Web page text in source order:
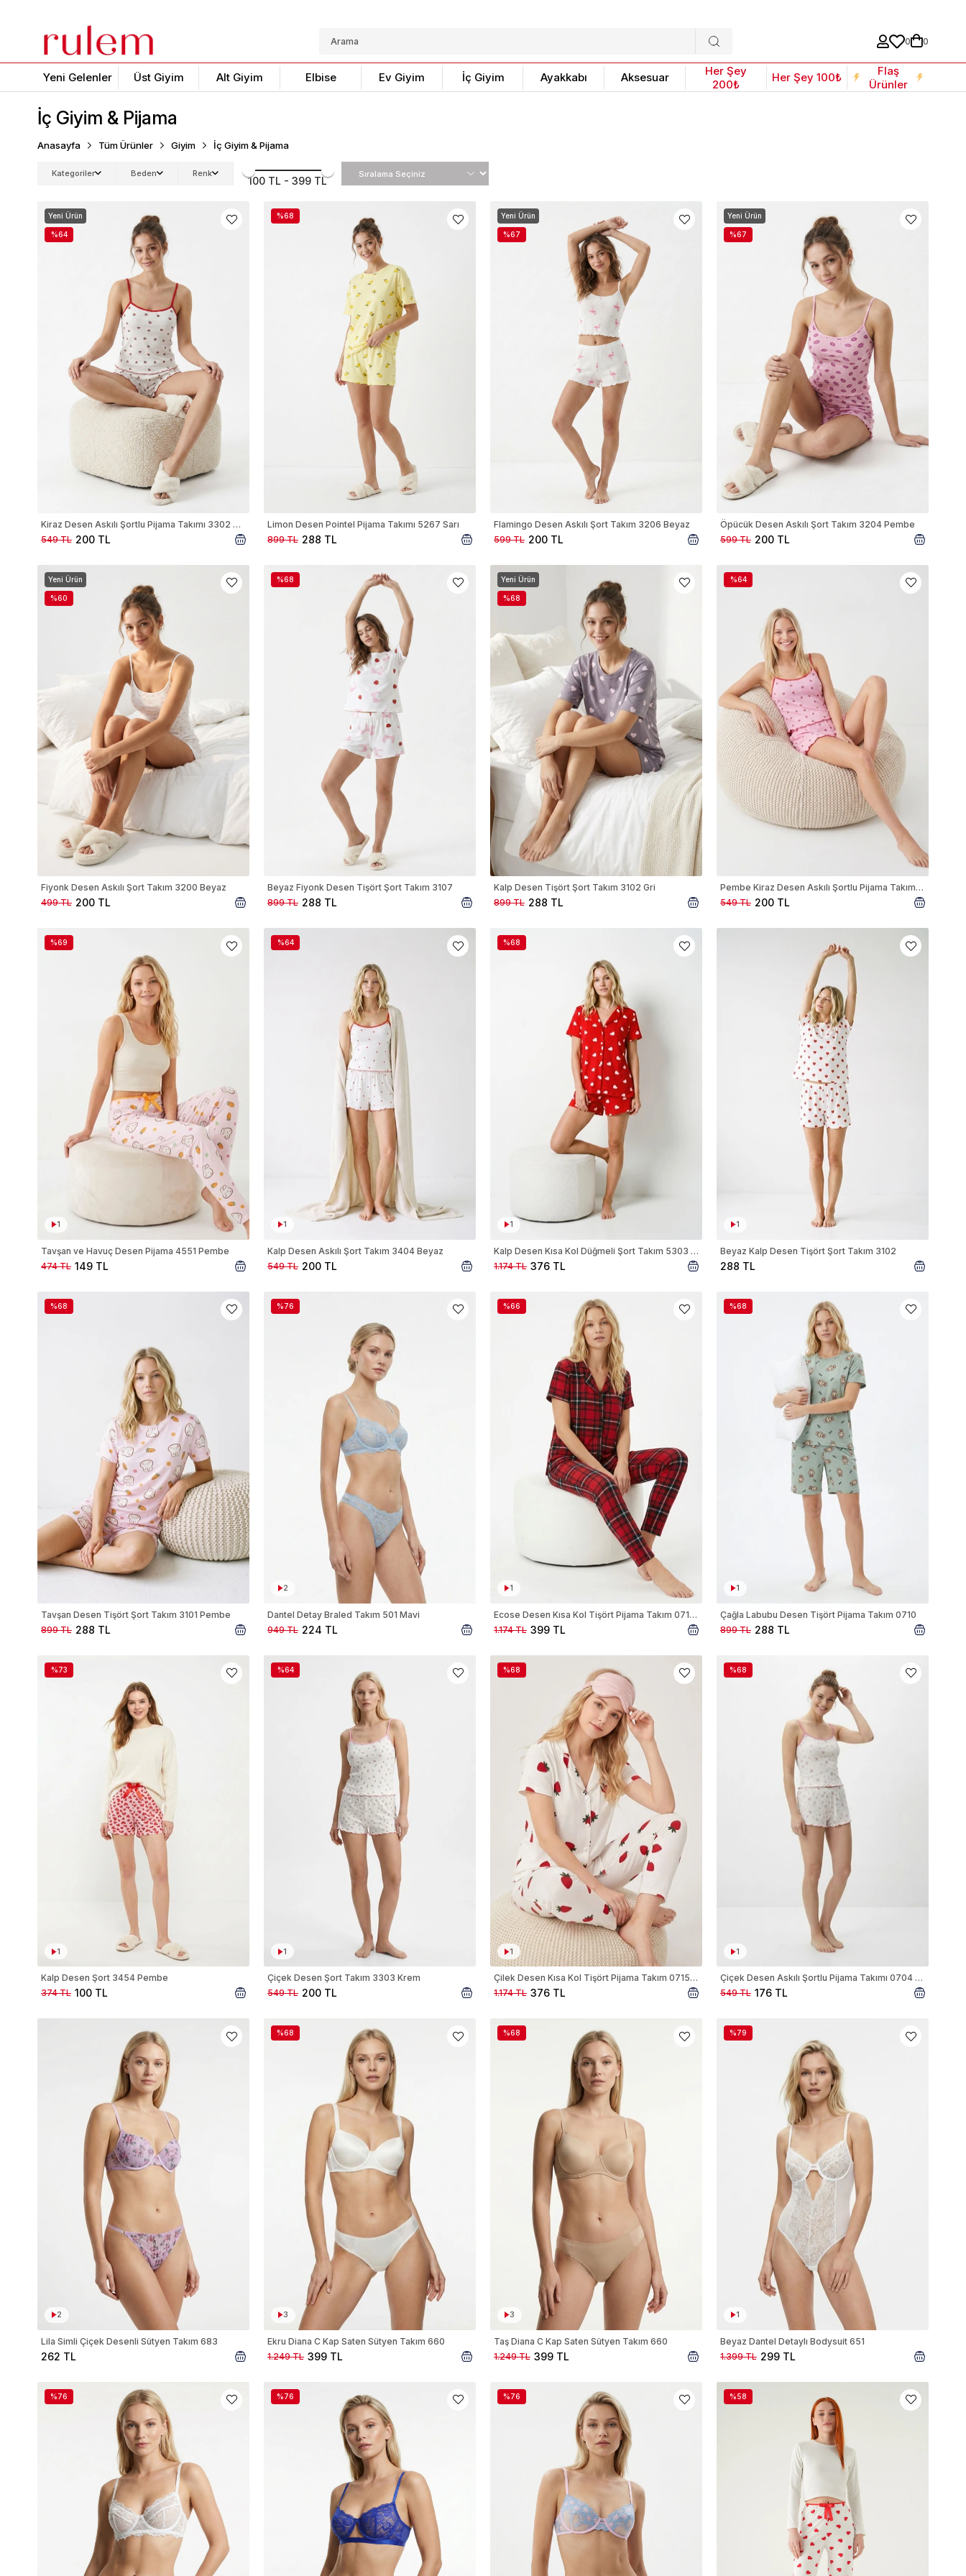
0 0
Yeni Gelenler Üst Giyim Alt Giyim Elbise Ev Giyim İç Giyim Ayakkabı Aksesuar
Her Şey
200₺
Her Şey 100₺
Flaş
Ürünler
İç Giyim & Pijama
Anasayfa Tüm Ürünler Giyim İç Giyim & Pijama
Kategoriler Beden Renk
100 TL - 399 TL
Kiraz Desen Askılı Şortlu Pijama Takımı 3302 Beyaz
200 TL
549 TL
Yeni Ürün
%64
Limon Desen Pointel Pijama Takımı 5267 Sarı
288 TL
899 TL
%68
Flamingo Desen Askılı Şort Takım 3206 Beyaz
200 TL
599 TL
Yeni Ürün
%67
Öpücük Desen Askılı Şort Takım 3204 Pembe
200 TL
599 TL
Yeni Ürün
%67
Fiyonk Desen Askılı Şort Takım 3200 Beyaz
200 TL
499 TL
Yeni Ürün
%60
Beyaz Fiyonk Desen Tişört Şort Takım 3107
288 TL
899 TL
%68
Kalp Desen Tişört Şort Takım 3102 Gri
288 TL
899 TL
Yeni Ürün
%68
Pembe Kiraz Desen Askılı Şortlu Pijama Takımı 3302
200 TL
549 TL
%64
1
Tavşan ve Havuç Desen Pijama 4551 Pembe
149 TL
474 TL
%69
1
Kalp Desen Askılı Şort Takım 3404 Beyaz
200 TL
549 TL
%64
1
Kalp Desen Kısa Kol Düğmeli Şort Takım 5303 Kırmızı
376 TL
1.174 TL
%68
1
Beyaz Kalp Desen Tişört Şort Takım 3102
288 TL
Tavşan Desen Tişört Şort Takım 3101 Pembe
288 TL
899 TL
%68
2
Dantel Detay Braled Takım 501 Mavi
224 TL
949 TL
%76
1
Ecose Desen Kısa Kol Tişört Pijama Takım 0714 Kırmızı
399 TL
1.174 TL
%66
1
Çağla Labubu Desen Tişört Pijama Takım 0710
288 TL
899 TL
%68
1
Kalp Desen Şort 3454 Pembe
100 TL
374 TL
%73
1
Çiçek Desen Şort Takım 3303 Krem
200 TL
549 TL
%64
1
Çilek Desen Kısa Kol Tişört Pijama Takım 0715 Beyaz
376 TL
1.174 TL
%68
1
Çiçek Desen Askılı Şortlu Pijama Takımı 0704 Beyaz
176 TL
549 TL
%68
2
Lila Simli Çiçek Desenli Sütyen Takım 683
262 TL
3
Ekru Diana C Kap Saten Sütyen Takım 660
399 TL
1.249 TL
%68
3
Taş Diana C Kap Saten Sütyen Takım 660
399 TL
1.249 TL
%68
1
Beyaz Dantel Detaylı Bodysuit 651
299 TL
1.399 TL
%79
%76 %76 %76 %58